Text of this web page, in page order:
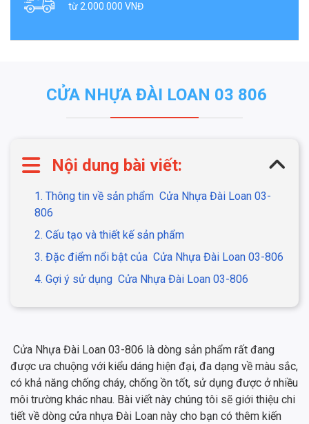
từ 2.000.000 VNĐ
CỬA NHỰA ĐÀI LOAN 03 806
Nội dung bài viết:
1. Thông tin về sản phẩm Cửa Nhựa Đài Loan 03-
806
2. Cấu tạo và thiết kế sản phẩm
3. Đặc điểm nổi bật của Cửa Nhựa Đài Loan 03-806
4. Gợi ý sử dụng Cửa Nhựa Đài Loan 03-806
Cửa Nhựa Đài Loan 03-806 là dòng sản phẩm rất đang
được ưa chuộng với kiểu dáng hiện đại, đa dạng về màu sắc,
có khả năng chống cháy, chống ồn tốt, sử dụng được ở nhiều
môi trường khác nhau. Bài viết này chúng tôi sẽ giới thiệu chi
tiết về dòng cửa nhựa Đài Loan này cho bạn có thêm kiến